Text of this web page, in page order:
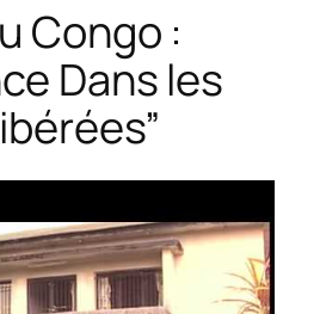
Congo :
Dans les